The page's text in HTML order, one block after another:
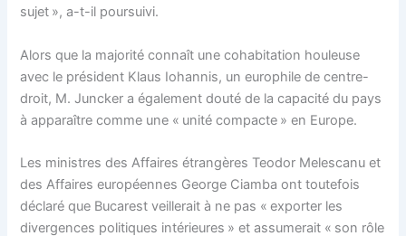
sujet », a-t-il poursuivi.
Alors que la majorité connaît une cohabitation houleuse
avec le président Klaus Iohannis, un europhile de centre-
droit, M. Juncker a également douté de la capacité du pays
à apparaître comme une « unité compacte » en Europe.
Les ministres des Affaires étrangères Teodor Melescanu et
des Affaires européennes George Ciamba ont toutefois
déclaré que Bucarest veillerait à ne pas « exporter les
divergences politiques intérieures » et assumerait « son rôle